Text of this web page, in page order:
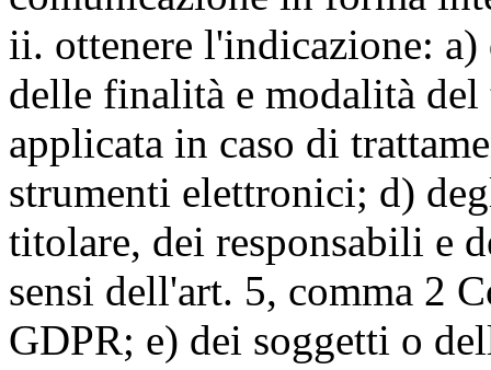
ii. ottenere l'indicazione:
delle finalità e modalità
applicata in caso di
strumenti elettronici; d)
titolare, dei responsabili e
sensi dell'art. 5, comma 2
GDPR; e) dei soggetti o